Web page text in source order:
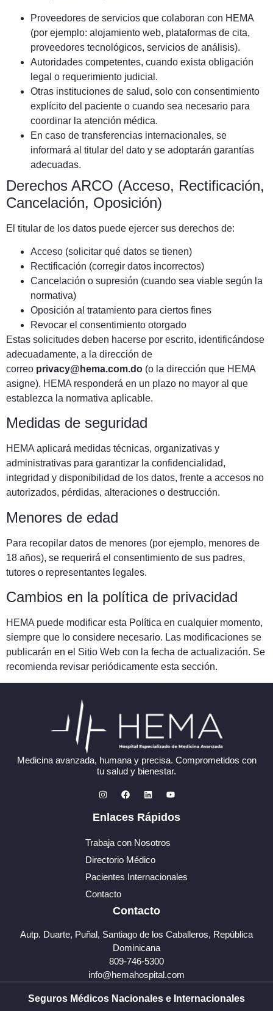
Proveedores de servicios que colaboran con HEMA
(por ejemplo: alojamiento web, plataformas de cita,
proveedores tecnológicos, servicios de análisis).
Autoridades competentes, cuando exista obligación
legal o requerimiento judicial.
Otras instituciones de salud, solo con consentimiento
explícito del paciente o cuando sea necesario para
coordinar la atención médica.
En caso de transferencias internacionales, se
informará al titular del dato y se adoptarán garantías
adecuadas.
Derechos ARCO (Acceso, Rectificación,
Cancelación, Oposición)
El titular de los datos puede ejercer sus derechos de:
Acceso (solicitar qué datos se tienen)
Rectificación (corregir datos incorrectos)
Cancelación o supresión (cuando sea viable según la
normativa)
Oposición al tratamiento para ciertos fines
Revocar el consentimiento otorgado
Estas solicitudes deben hacerse por escrito, identificándose
adecuadamente, a la dirección de
correo privacy@hema.com.do (o la dirección que HEMA
asigne). HEMA responderá en un plazo no mayor al que
establezca la normativa aplicable.
Medidas de seguridad
HEMA aplicará medidas técnicas, organizativas y
administrativas para garantizar la confidencialidad,
integridad y disponibilidad de los datos, frente a accesos no
autorizados, pérdidas, alteraciones o destrucción.
Menores de edad
Para recopilar datos de menores (por ejemplo, menores de
18 años), se requerirá el consentimiento de sus padres,
tutores o representantes legales.
Cambios en la política de privacidad
HEMA puede modificar esta Política en cualquier momento,
siempre que lo considere necesario. Las modificaciones se
publicarán en el Sitio Web con la fecha de actualización. Se
recomienda revisar periódicamente esta sección.
Medicina avanzada, humana y precisa. Comprometidos con
tu salud y bienestar.
Enlaces Rápidos
Trabaja con Nosotros
Directorio Médico
Pacientes Internacionales
Contacto
Contacto
Autp. Duarte, Puñal, Santiago de los Caballeros, República
Dominicana
809-746-5300
info@hemahospital.com
Seguros Médicos Nacionales e Internacionales